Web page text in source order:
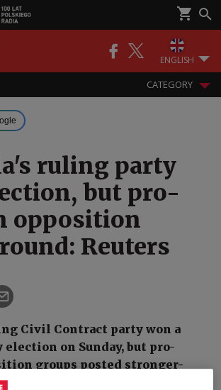
ENGLISH
CATEGORY
ruling party
but pro-
opposition
Reuters
Civil Contract party won a
on Sunday, but pro-
groups posted stronger-
results, underscoring divisions